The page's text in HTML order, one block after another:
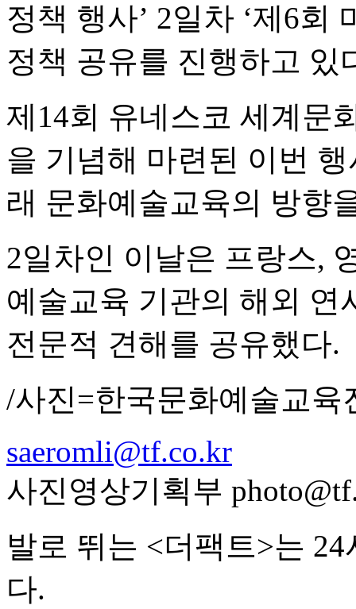
정책 행사’ 2일차 ‘제6회
정책 공유를 진행하고 있
제14회 유네스코 세계문
을 기념해 마련된 이번
래 문화예술교육의 방향
2일차인 이날은 프랑스,
예술교육 기관의 해외 연
전문적 견해를 공유했다.
/사진=한국문화예술교육
saeromli@tf.co.kr
사진영상기획부
발로 뛰는 <더팩트>는
다.